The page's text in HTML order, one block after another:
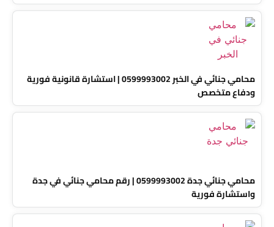
محامي جنائي في الخبر 0599993002 | استشارة قانونية فورية
ودفاع متخصص
محامي جنائي جدة 0599993002 | رقم محامي جنائي في جدة
واستشارة فورية